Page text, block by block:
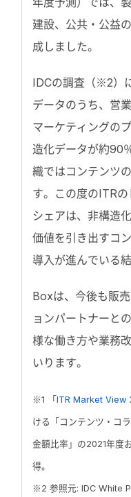
建設、公共・公益
成しました。
IDCの調査（※2）
データのうち、営
マーケティングの
造化データが約90
織ではコンテンツ
す。この度のITR
シェアは、非構造
価値を引き出すコ
導入が進んでいる
Boxは、今後も販
ョンパートナーと
様な働き方や業務
いります。
※1 「 ITR Market View
ける「コンテンツ・コ
金額比率」の2021年度
得。
※2 参照元: IDC White